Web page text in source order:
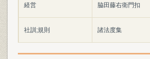
経営 脇田藤右衛門扣
社訓;規則 諸法度集
社訓 家内式法帳